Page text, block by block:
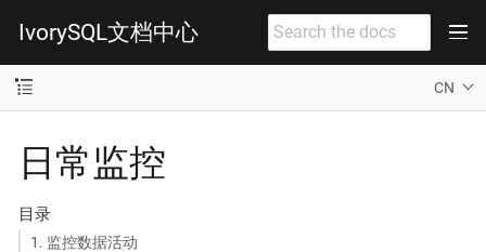
IvorySQL文档中心
CN
日常监控
目录
1. 监控数据活动